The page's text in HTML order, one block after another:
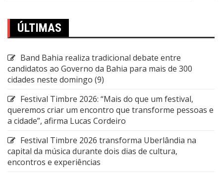
ÚLTIMAS
Band Bahia realiza tradicional debate entre
candidatos ao Governo da Bahia para mais de 300
cidades neste domingo (9)
Festival Timbre 2026: “Mais do que um festival,
queremos criar um encontro que transforme pessoas e
a cidade”, afirma Lucas Cordeiro
Festival Timbre 2026 transforma Uberlândia na
capital da música durante dois dias de cultura,
encontros e experiências